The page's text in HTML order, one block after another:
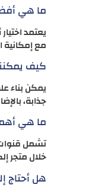
ما هي
يعتمد
مع إمكانية
كيف
يمكن بناء
جذابة،
ما هي أهم
تشمل قنوات
خلال متجر
هل أحتاج